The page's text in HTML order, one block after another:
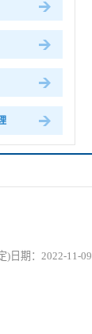
2022-11-09